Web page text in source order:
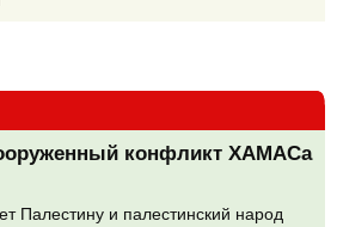
конфликт ХАМАСа
Палестину и палестинский народ